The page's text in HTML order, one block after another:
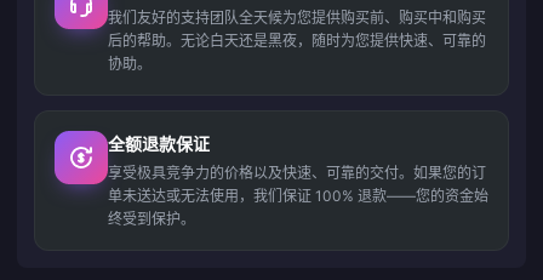
我们友好的支持团队全天候为您提供购买前、购买中和购买
后的帮助。无论白天还是黑夜，随时为您提供快速、可靠的
协助。
全额退款保证
享受极具竞争力的价格以及快速、可靠的交付。如果您的订
单未送达或无法使用，我们保证 100% 退款——您的资金始
终受到保护。